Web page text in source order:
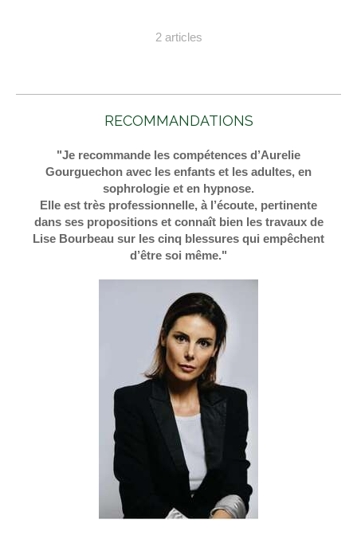
2 articles
RECOMMANDATIONS
"Je recommande les compétences d’Aurelie
Gourguechon avec les enfants et les adultes, en
sophrologie et en hypnose.
Elle est très professionnelle, à l’écoute, pertinente
dans ses propositions et connaît bien les travaux de
Lise Bourbeau sur les cinq blessures qui empêchent
d’être soi même."